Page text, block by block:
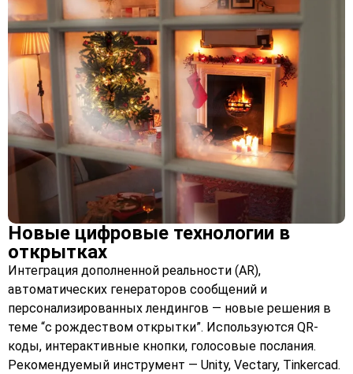
Новые цифровые технологии в
открытках
Интеграция дополненной реальности (AR),
автоматических генераторов сообщений и
персонализированных лендингов — новые решения в
теме “с рождеством открытки”. Используются QR-
коды, интерактивные кнопки, голосовые послания.
Рекомендуемый инструмент — Unity, Vectary, Tinkercad.